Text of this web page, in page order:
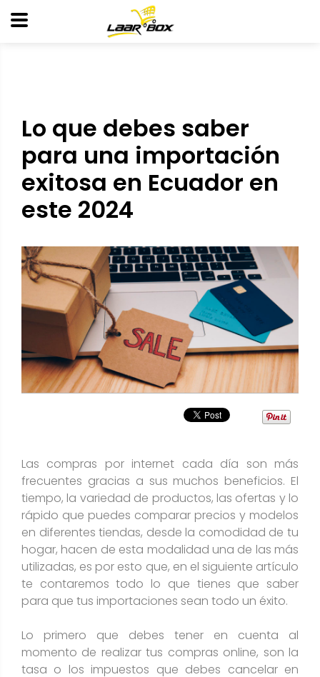
Lo que debes saber
para una importación
exitosa en Ecuador en
este 2024
Las compras por internet cada día son más
frecuentes gracias a sus muchos beneficios. El
tiempo, la variedad de productos, las ofertas y lo
rápido que puedes comparar precios y modelos
en diferentes tiendas, desde la comodidad de tu
hogar, hacen de esta modalidad una de las más
utilizadas, es por esto que, en el siguiente artículo
te contaremos todo lo que tienes que saber
para que tus importaciones sean todo un éxito.
Lo primero que debes tener en cuenta al
momento de realizar tus compras online, son la
tasa o los impuestos que debes cancelar en